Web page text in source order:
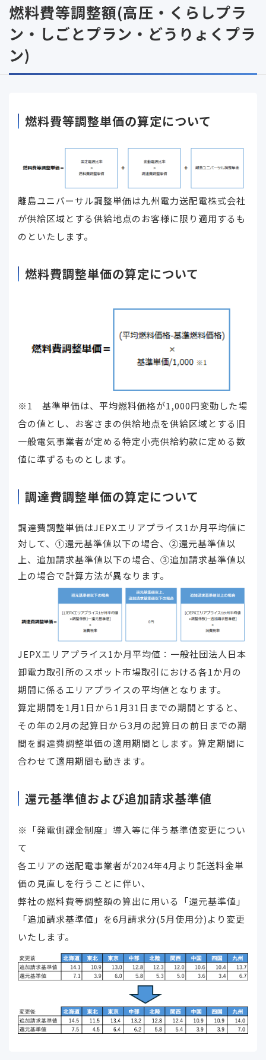
燃料費等調整額(高圧・くらしプラ
ン・しごとプラン・どうりょくプラ
ン)
燃料費等調整単価の算定について
離島ユニバーサル調整単価は九州電力送配電株式会社
が供給区域とする供給地点のお客様に限り適用するも
のといたします。
燃料費調整単価の算定について
※1 基準単価は、平均燃料価格が1,000円変動した場
合の値とし、お客さまの供給地点を供給区域とする旧
一般電気事業者が定める特定小売供給約款に定める数
値に準ずるものとします。
調達費調整単価の算定について
調達費調整単価はJEPXエリアプライス1か月平均値に
対して、①還元基準値以下の場合、②還元基準値以
上、追加請求基準値以下の場合、③追加請求基準値以
上の場合で計算方法が異なります。
JEPXエリアプライス1か月平均値：一般社団法人日本
卸電力取引所のスポット市場取引における各1か月の
期間に係るエリアプライスの平均値となります。
算定期間を1月1日から1月31日までの期間とすると、
その年の2月の起算日から3月の起算日の前日までの期
間を調達費調整単価の適用期間とします。算定期間に
合わせて適用期間も動きます。
還元基準値および追加請求基準値
※「発電側課金制度」導入等に伴う基準値変更につい
て
各エリアの送配電事業者が2024年4月より託送料金単
価の見直しを行うことに伴い、
弊社の燃料費等調整額の算出に用いる「還元基準値」
「追加請求基準値」を6月請求分(5月使用分)より変更
いたします。